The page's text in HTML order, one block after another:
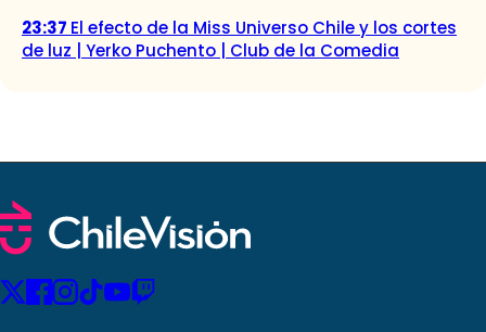
23:37 El efecto de la Miss Universo Chile y los cortes
de luz | Yerko Puchento | Club de la Comedia